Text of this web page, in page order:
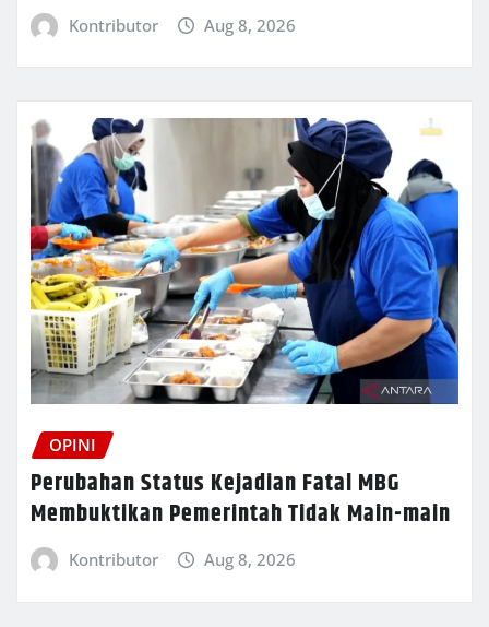
Kontributor Aug 8, 2026
OPINI
Perubahan Status Kejadian Fatal MBG
Membuktikan Pemerintah Tidak Main-main
Kontributor Aug 8, 2026